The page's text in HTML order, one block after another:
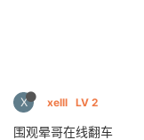
X xelll LV 2
围观晕哥在线翻车